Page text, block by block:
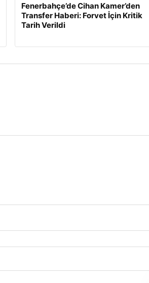
Fenerbahçe’de Cihan Kamer’den
Transfer Haberi: Forvet İçin Kritik
Tarih Verildi